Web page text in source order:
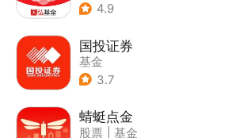
4.9
国投证券
基金
3.7
蜻蜓点金
股票
基金